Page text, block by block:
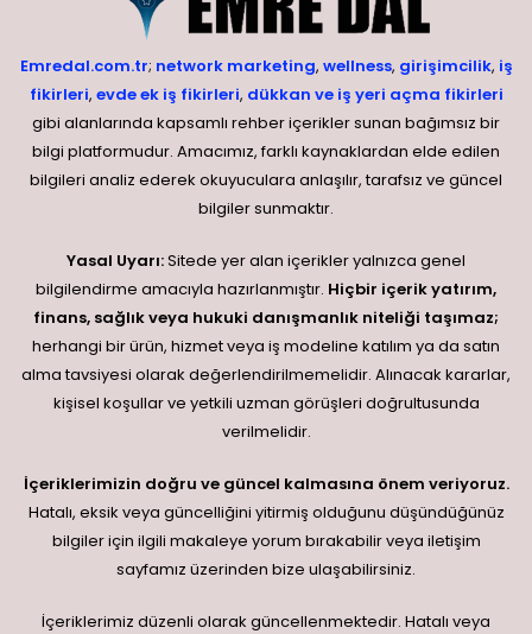
Emredal.com.tr; network marketing, wellness, girişimcilik, iş
fikirleri, evde ek iş fikirleri, dükkan ve iş yeri açma fikirleri
gibi alanlarında kapsamlı rehber içerikler sunan bağımsız bir
bilgi platformudur. Amacımız, farklı kaynaklardan elde edilen
bilgileri analiz ederek okuyuculara anlaşılır, tarafsız ve güncel
bilgiler sunmaktır.
Yasal Uyarı:Sitede yer alan içerikler yalnızca genel
bilgilendirme amacıyla hazırlanmıştır. Hiçbir içerik yatırım,
finans, sağlık veya hukuki danışmanlık niteliği taşımaz;
herhangi bir ürün, hizmet veya iş modeline katılım ya da satın
alma tavsiyesi olarak değerlendirilmemelidir. Alınacak kararlar,
kişisel koşullar ve yetkili uzman görüşleri doğrultusunda
verilmelidir.
İçeriklerimizin doğru ve güncel kalmasına önem veriyoruz.
Hatalı, eksik veya güncelliğini yitirmiş olduğunu düşündüğünüz
bilgiler için ilgili makaleye yorum bırakabilir veya iletişim
sayfamız üzerinden bize ulaşabilirsiniz.
İçeriklerimiz düzenli olarak güncellenmektedir. Hatalı veya